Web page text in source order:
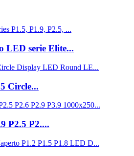
LED serie Elite...
Circle...
P2.5 P2....